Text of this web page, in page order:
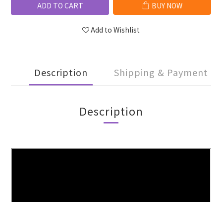
ADD TO CART BUY NOW
Add to Wishlist
Description Shipping & Payment
Description